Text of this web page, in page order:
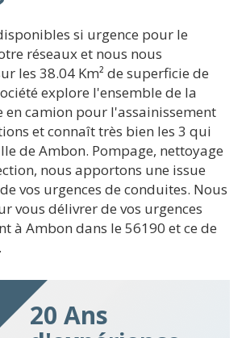
si urgence pour le
réseaux et nous nous
les 38.04 Km² de superficie de
explore l'ensemble de la
en camion pour l'assainissement
et connaît très bien les 3 qui
de Ambon. Pompage, nettoyage
nous apportons une issue
vos urgences de conduites. Nous
vous délivrer de vos urgences
à Ambon dans le 56190 et ce de
20 Ans